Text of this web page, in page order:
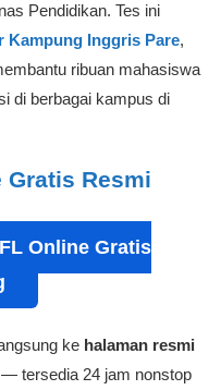
Pendidikan. Tes ini
Kampung Inggris Pare,
ribuan mahasiswa
di berbagai kampus di
Gratis Resmi
Online Gratis
ke halaman resmi
— tersedia 24 jam nonstop